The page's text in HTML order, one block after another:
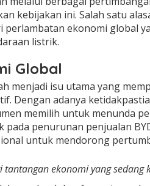
kebijakan ini. Salah satu
perlambatan ekonomi global
listrik.
Global
menjadi isu utama yang
Dengan adanya
memilih untuk menunda
penurunan penjualan
untuk mendorong
ekonomi yang sedang